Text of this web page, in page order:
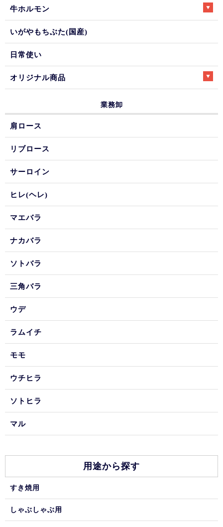
牛ホルモン
いがやもちぶた(国産)
日常使い
オリジナル商品
業務卸
肩ロース
リブロース
サーロイン
ヒレ(ヘレ)
マエバラ
ナカバラ
ソトバラ
三角バラ
ウデ
ラムイチ
モモ
ウチヒラ
ソトヒラ
マル
用途から探す
すき焼用
しゃぶしゃぶ用